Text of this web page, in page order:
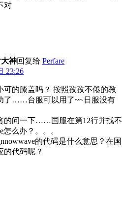
对
神回复给 Perfare
23:26
可的膝盖吗？ 按照孜孜不倦的教
了……台服可以用了~~日服没有
的问一下……国服在第12行并找不
怎么办？。。。
的代码是什么意思？在国
的代码呢？